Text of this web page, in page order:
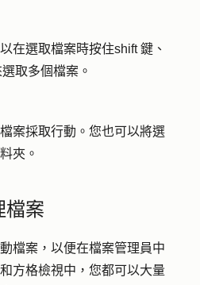
在選取檔案時按住shift 鍵 、
選取多個檔案。
案採取行動。您也可以將選
夾。
檔案
檔案，以便在檔案管理員中
方格檢視中，您都可以大量